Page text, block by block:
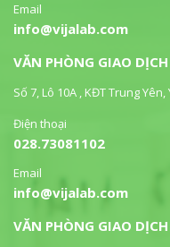
Email
info@vijalab.com
VĂN PHÒNG GIAO
Số 7, Lô 10A , KĐT Trung
Điện thoại
028.73081102
Email
info@vijalab.com
VĂN PHÒNG GIAO